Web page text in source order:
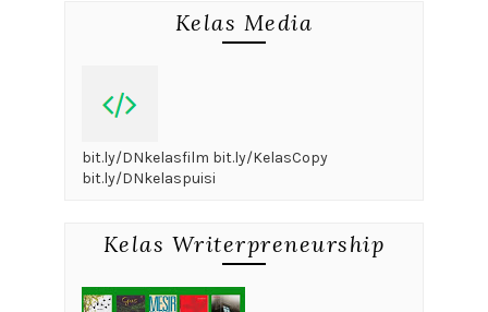
Kelas Media
bit.ly/DNkelasfilm bit.ly/KelasCopy
bit.ly/DNkelaspuisi
Kelas Writerpreneurship